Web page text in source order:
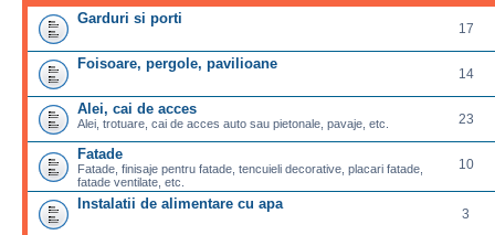
Garduri si porti
17
Foisoare, pergole, pavilioane
14
Alei, cai de acces
Alei, trotuare, cai de acces auto sau pietonale, pavaje, etc. 23
Fatade
Fatade, finisaje pentru fatade, tencuieli decorative, placari fatade,
fatade ventilate, etc.
10
Instalatii de alimentare cu apa
3